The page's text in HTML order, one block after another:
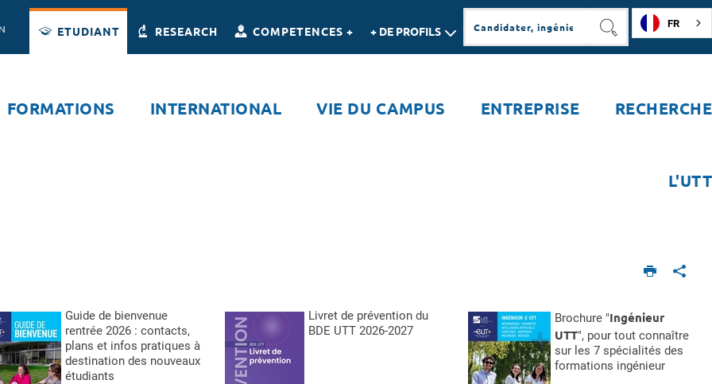
ETUDIANT RESEARCH COMPETENCES + + DE PROFILS
RECHERCHER
FR
FORMATIONS INTERNATIONAL VIE DU CAMPUS ENTREPRISE RECHERCHE
L'UTT
Guide de bienvenue
rentrée 2026 : contacts,
plans et infos pratiques à
destination des nouveaux
étudiants
Livret de prévention du
BDE UTT 2026-2027
Brochure "Ingénieur
UTT", pour tout connaître
sur les 7 spécialités des
formations ingénieur